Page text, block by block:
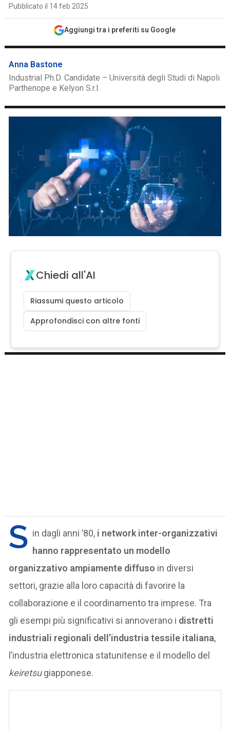
Pubblicato il 14 feb 2025
Aggiungi tra i preferiti su Google
Anna Bastone
Industrial Ph.D. Candidate – Università degli Studi di Napoli
Parthenope e Kelyon S.r.l.
Chiedi all'AI
Riassumi questo articolo
Approfondisci con altre fonti
S in dagli anni ’80, i network inter-organizzativi
hanno rappresentato un modello
organizzativo ampiamente diffuso in diversi
settori, grazie alla loro capacità di favorire la
collaborazione e il coordinamento tra imprese. Tra
gli esempi più significativi si annoverano i distretti
industriali regionali dell’industria tessile italiana,
l’industria elettronica statunitense e il modello del
keiretsugiapponese.